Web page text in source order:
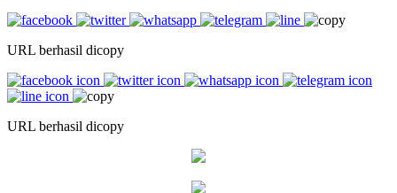
URL berhasil dicopy
URL berhasil dicopy